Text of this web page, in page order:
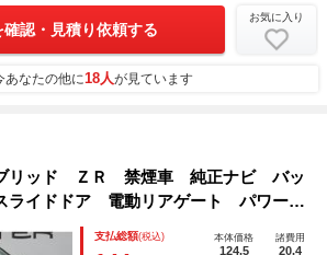
確認・見積り依頼する
お気に入り
あなたの他に18人が見ています
ブリッド ＺＲ 禁煙車 純正ナビ バッ
ライドドア 電動リアゲート パワーシ
セグ オートクルーズコントロール
チアルミホイール Ｂｌｕｅｔｏｏｔ
支払総額(税込) 本体価格
124.5
諸費用
20.4